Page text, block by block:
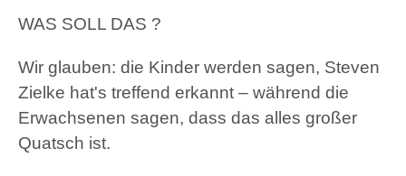
WAS SOLL DAS ?
Wir glauben: die Kinder werden sagen, Steven
Zielke hat's treffend erkannt – während die
Erwachsenen sagen, dass das alles großer
Quatsch ist.